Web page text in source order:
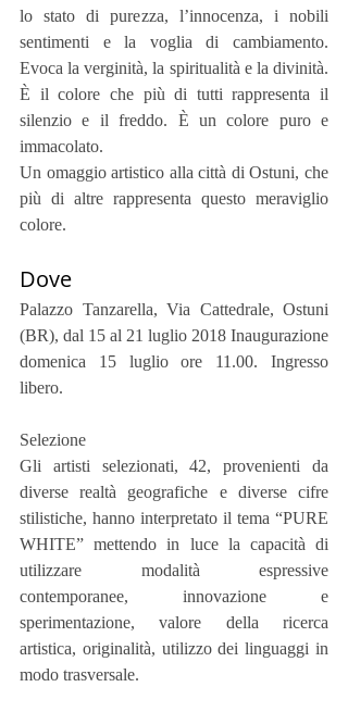
lo stato di purezza, l’innocenza, i nobili
sentimenti e la voglia di cambiamento.
Evoca la verginità, la spiritualità e la divinità.
È il colore che più di tutti rappresenta il
silenzio e il freddo. È un colore puro e
immacolato.
Un omaggio artistico alla città di Ostuni, che
più di altre rappresenta questo meraviglio
colore.
Dove
Palazzo Tanzarella, Via Cattedrale, Ostuni
(BR), dal 15 al 21 luglio 2018 Inaugurazione
domenica 15 luglio ore 11.00. Ingresso
libero.
Selezione
Gli artisti selezionati, 42, provenienti da
diverse realtà geografiche e diverse cifre
stilistiche, hanno interpretato il tema “PURE
WHITE” mettendo in luce la capacità di
utilizzare modalità espressive
contemporanee, innovazione e
sperimentazione, valore della ricerca
artistica, originalità, utilizzo dei linguaggi in
modo trasversale.